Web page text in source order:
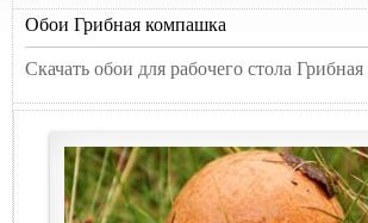
Обои Грибная компашка
Скачать обои для рабочего стола